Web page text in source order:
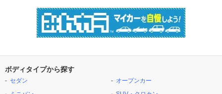
ボディタイプから探す
セダン
オープンカー